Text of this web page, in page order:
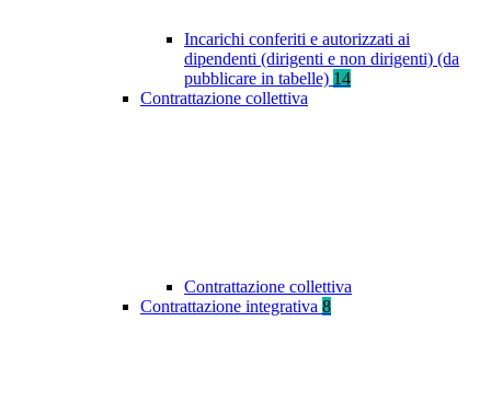
Incarichi conferiti e autorizzati ai
dipendenti (dirigenti e non dirigenti) (da
pubblicare in tabelle) 14
Contrattazione collettiva
Contrattazione collettiva
Contrattazione integrativa 8